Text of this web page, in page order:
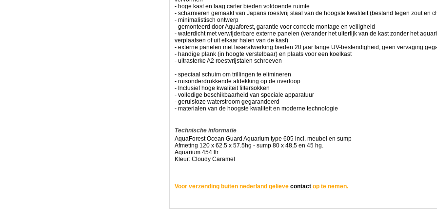
voor
maritieme
jachten
toegepast
juiste
installatie
tests
hardhouten
multiplex
constructie
gemonteerd
hoge
weerstandsverbindingen,
verbindingen,
schroeven
- hoge kast en laag carter bieden voldoende ruimte
- scharnieren gemaakt van Japans roestvrij staal van de hoogste kwaliteit (bestand tegen zout en
- minimalistisch ontwerp
- gemonteerd door Aquaforest, garantie voor correcte montage en veiligheid
- waterdicht met verwijderbare externe panelen (verander het uiterlijk van de kast zonder het
verplaatsen of uit elkaar halen van de kast)
- externe panelen met laserafwerking bieden 20 jaar lange UV-bestendigheid, geen vervaging
- handige plank (in hoogte verstelbaar) en plaats voor een koelkast
- ultrasterke A2 roestvrijstalen schroeven
- speciaal schuim om trillingen te elimineren
- ruisonderdrukkende afdekking op de overloop
- Inclusief hoge kwaliteit filtersokken
- volledige beschikbaarheid van speciale apparatuur
- geruisloze waterstroom gegarandeerd
- materialen van de hoogste kwaliteit en moderne technologie
Technische informatie
AquaForest Ocean Guard Aquarium type 605 incl. meubel en sump
Afmeting 120 x 62.5 x 57.5hg - sump 80 x 48,5 en 45 hg.
Aquarium 454 ltr.
Kleur: Cloudy Caramel
Voor verzending buiten nederland gelieve contact op te nemen.